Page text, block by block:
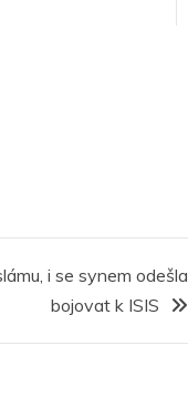
i se synem odešla
bojovat k ISIS